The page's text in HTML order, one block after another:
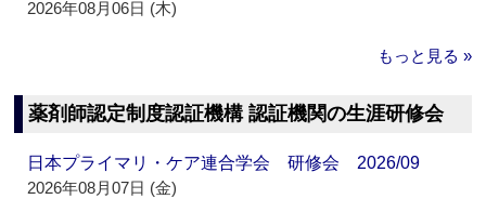
2026年08月06日 (木)
もっと見る »
薬剤師認定制度認証機構 認証機関の生涯研修会
日本プライマリ・ケア連合学会 研修会 2026/09
2026年08月07日 (金)